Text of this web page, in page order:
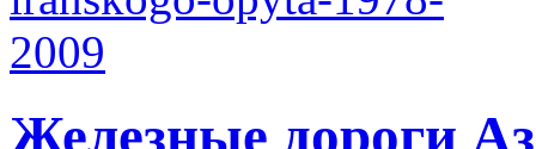
Железные дороги